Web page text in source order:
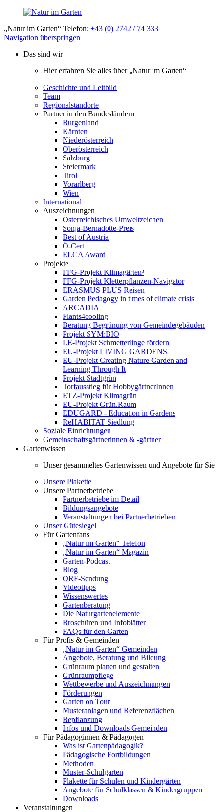
„Natur im Garten“ Telefon: +43 (0) 2742 / 74 333
Navigation überspringen
Das sind wir
Hier erfahren Sie alles über „Natur im Garten“
Geschichte und Leitbild
Team
Regionalstandorte
Partner in den Bundesländern
Burgenland
Kärnten
Niederösterreich
Oberösterreich
Salzburg
Steiermark
Tirol
Vorarlberg
Wien
International
Auszeichnungen
Österreichisches Umweltzeichen
Sonja-Bernadotte-Preis
Best of Austria
Ö-Cert
ELCA Award
Projekte
FFG-Projekt Klimagärten³
FFG-Projekt Kletterpflanzen-Navigator
ERASMUS PLUS Reisen
Garden Pedagogy in times of climate crisis
ARCADIA
Plants4cooling
Beratung Begrünung von Gemeindegebäuden
Projekt SYM:BIO
LE-Projekt Schmetterlinge fördern
EU-Projekt LIVING GARDENS
EU-Projekt Creating Nature Garden and
Learning Through It
Projekt Stadtgrün
Torfausstieg für HobbygärtnerInnen
ETZ-Projekt Klimagrün
EU-Projekt Grün.Raum
EDUGARD - Education in Gardens
ReHABITAT Siedlung
Soziale Einrichtungen
Gemeinschaftsgärtnerinnen & -gärtner
Gartenwissen
Unser gesammeltes Gartenwissen und Angebote für Sie
Unsere Plakette
Unsere Partnerbetriebe
Partnerbetriebe im Detail
Bildungsangebote
Veranstaltungen bei Partnerbetrieben
Unser Gütesiegel
Für Gartenfans
„Natur im Garten“ Telefon
„Natur im Garten“ Magazin
Garten-Podcast
Blog
ORF-Sendung
Videotipps
Wissenswertes
Gartenberatung
Die Naturgartenelemente
Broschüren und Infoblätter
FAQs für den Garten
Für Profis & Gemeinden
„Natur im Garten“ Gemeinden
Angebote, Beratung und Bildung
Grünraum planen und gestalten
Grünraumpflege
Wettbewerbe und Auszeichnungen
Förderungen
Garten on Tour
Musteranlagen und Referenzflächen
Bepflanzung
Infos und Downloads Gemeinden
Für Pädagoginnen & Pädagogen
Was ist Gartenpädagogik?
Pädagogische Fortbildungen
Methoden
Muster-Schulgarten
Plakette für Schulen und Kindergärten
Angebote für Schulklassen & Kindergruppen
Downloads
Veranstaltungen